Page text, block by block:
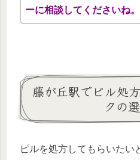
ーに相談してくださいね。
藤が丘駅でピル処
クの
ピルを処方してもらいたい